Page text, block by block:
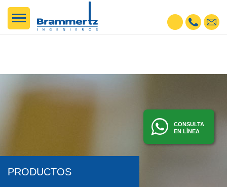
CONSULTA
EN LÍNEA
PRODUCTOS